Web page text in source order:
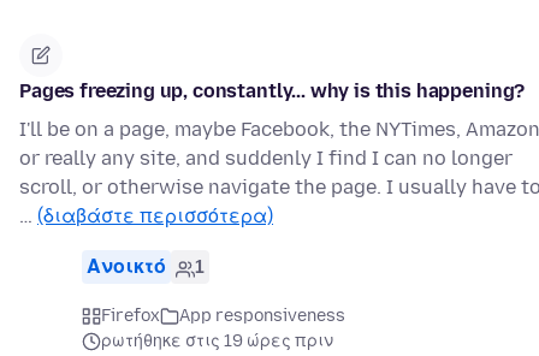
Pages freezing up, constantly... why is this happening?
I'll be on a page, maybe Facebook, the NYTimes,
or really any site, and suddenly I find I can no longer
scroll, or otherwise navigate the page. I usually have
… (διαβάστε περισσότερα)
Ανοικτό 1
Firefox
App responsiveness
ρωτήθηκε στις 19 ώρες πριν